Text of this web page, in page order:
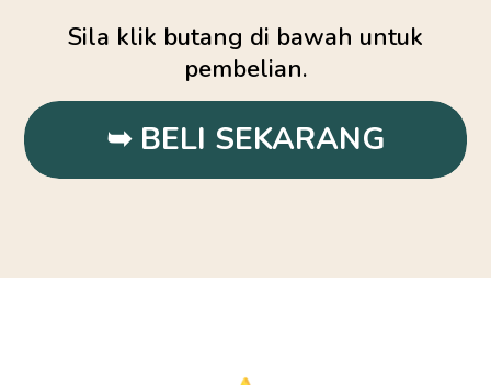
Sila klik butang di bawah untuk
pembelian.
➥ BELI SEKARANG